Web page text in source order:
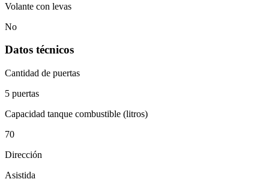
Volante con levas
No
Datos técnicos
Cantidad de puertas
5 puertas
Capacidad tanque combustible (litros)
70
Dirección
Asistida